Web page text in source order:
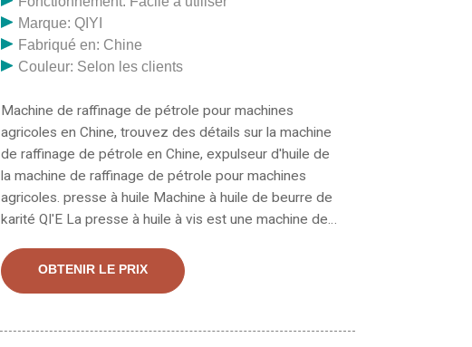
Marque: QIYI
Fabriqué en: Chine
Couleur: Selon les clients
Machine de raffinage de pétrole pour machines
agricoles en Chine, trouvez des détails sur la machine
de raffinage de pétrole en Chine, expulseur d'huile de
la machine de raffinage de pétrole pour machines
agricoles. presse à huile Machine à huile de beurre de
karité QI'E La presse à huile à vis est une machine de
comestible. Principales caractéristiques de la machine
à huile de beurre de karité : 1. Notre presse à huile est
élevé, seulement 5 à 6 % d'huile résiduelle dans le
OBTENIR LE PRIX